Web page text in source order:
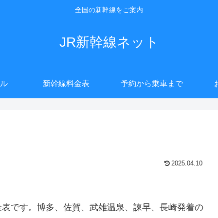
全国の新幹線をご案内
JR新幹線ネット
新幹線料金表 予約から乗車まで
2025.04.10
です。博多、佐賀、武雄温泉、諫早、長崎発着の